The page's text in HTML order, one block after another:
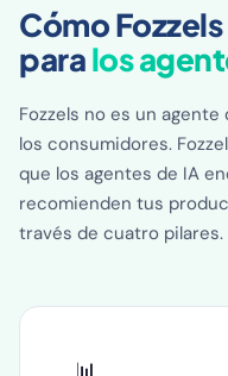
Cómo
paralos
Fozzels no es un
los consumidores.
que los agentes de IA
recomienden tus
través de cuatro pilares.